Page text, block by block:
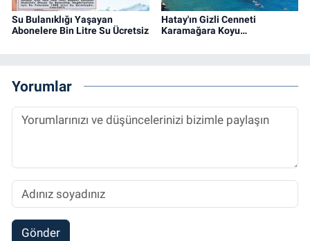
Su Bulanıklığı Yaşayan
Abonelere Bin Litre Su Ücretsiz
Hatay'ın Gizli Cenneti
Karamağara Koyu…
Yorumlar
Gönder